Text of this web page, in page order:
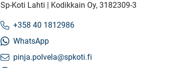
Sp-Koti Lahti | Kodikkain Oy, 3182309-3
+358 40 1812986
WhatsApp
pinja.polvela@spkoti.fi